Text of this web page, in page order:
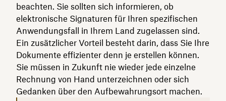
beachten. Sie sollten sich informieren, ob
elektronische Signaturen für Ihren spezifischen
Anwendungsfall in Ihrem Land zugelassen sind.
Ein zusätzlicher Vorteil besteht darin, dass Sie Ihre
Dokumente effizienter denn je erstellen können.
Sie müssen in Zukunft nie wieder jede einzelne
Rechnung von Hand unterzeichnen oder sich
Gedanken über den Aufbewahrungsort machen.